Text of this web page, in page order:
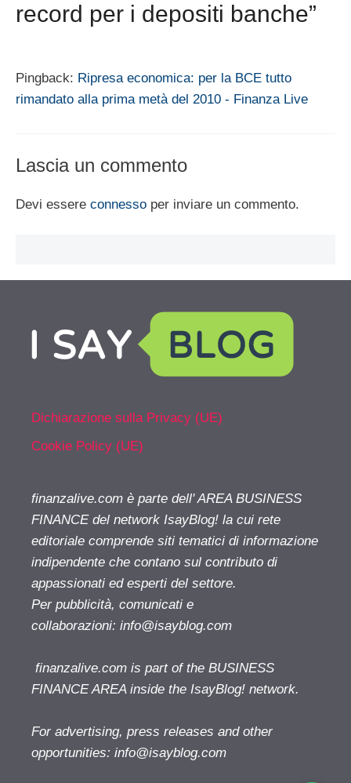
record per i depositi banche”
Pingback: Ripresa economica: per la BCE tutto
rimandato alla prima metà del 2010 - Finanza Live
Lascia un commento
Devi essere connesso per inviare un commento.
Dichiarazione sulla Privacy (UE)
Cookie Policy (UE)
finanzalive.com è parte dell' AREA BUSINESS
FINANCE del network IsayBlog! la cui rete
editoriale comprende siti tematici di informazione
indipendente che contano sul contributo di
appassionati ed esperti del settore.
Per pubblicità, comunicati e
collaborazioni: info@isayblog.com
finanzalive.com is part of the BUSINESS
FINANCE AREA inside the IsayBlog! network.
For advertising, press releases and other
opportunities: info@isayblog.com